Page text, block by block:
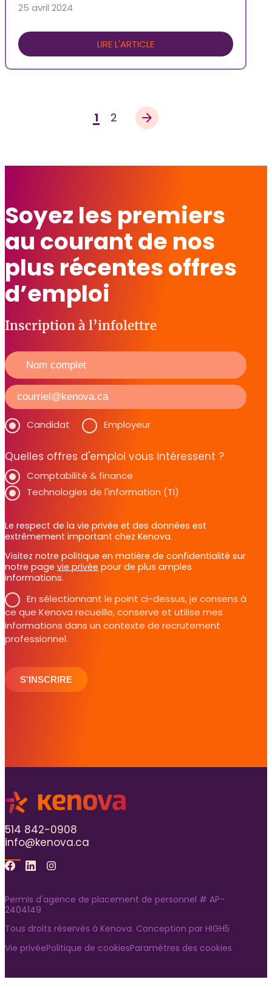
25 avril 2024
LIRE L'ARTICLE
Pagination
Page
1 Page
2 Page
suivante
Soyez les premiers
au courant de nos
plus récentes offres
d’emploi
Inscription à l’infolettre
Candidat Employeur
Quelles offres d'emploi vous intéressent ?
Comptabilité & finance
Technologies de l'information (TI)
Le respect de la vie privée et des données est
extrêmement important chez Kenova.
Visitez notre politique en matière de confidentialité sur
notre page vie privée pour de plus amples
informations.
En sélectionnant le point ci-dessus, je consens à
ce que Kenova recueille, conserve et utilise mes
informations dans un contexte de recrutement
professionnel.
S'INSCRIRE
514 842-0908
info@kenova.ca
Facebook
LinkedinInstagram
Permis d'agence de placement de personnel # AP-
2404149
Tous droits réservés à Kenova. Conception par HIGH5
Vie privéePolitique de cookiesParamètres des cookies